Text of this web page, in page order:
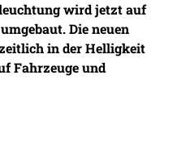
wird jetzt auf
Die neuen
in der Helligkeit
Fahrzeuge und